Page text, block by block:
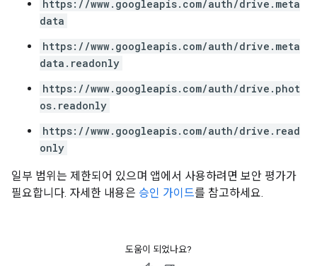
https://www.googleapis.com/auth/drive.meta
data
https://www.googleapis.com/auth/drive.meta
data.readonly
https://www.googleapis.com/auth/drive.phot
os.readonly
https://www.googleapis.com/auth/drive.read
only
일부 범위는 제한되어 있으며 앱에서 사용하려면 보안 평가가
필요합니다. 자세한 내용은 승인 가이드를 참고하세요.
도움이 되었나요?